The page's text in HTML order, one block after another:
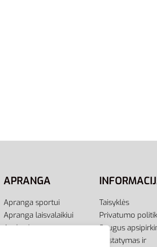
Į krepšelį
APRANGA
Apranga sportui
Apranga laisvalaikiui
Avalynė
Taisyklės
Privatumo
Saugus
Pristatymas ir